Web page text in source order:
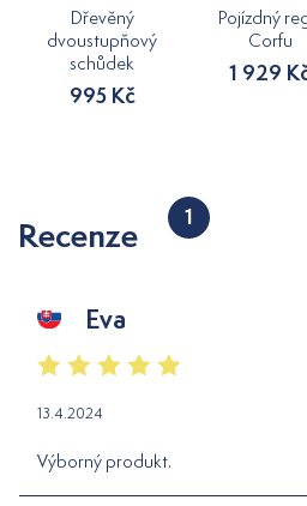
Dřevěný
dvoustupňový
schůdek
995 Kč
Pojízdný
Corfu
1 929
Recenze 1
Eva
13.4.2024
Výborný produkt.